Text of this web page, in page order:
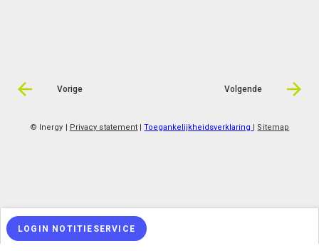
Vorige Volgende
© Inergy Privacy statement |Toegankelijkheidsverklaring Sitemap
LOGIN NOTITIESERVICE